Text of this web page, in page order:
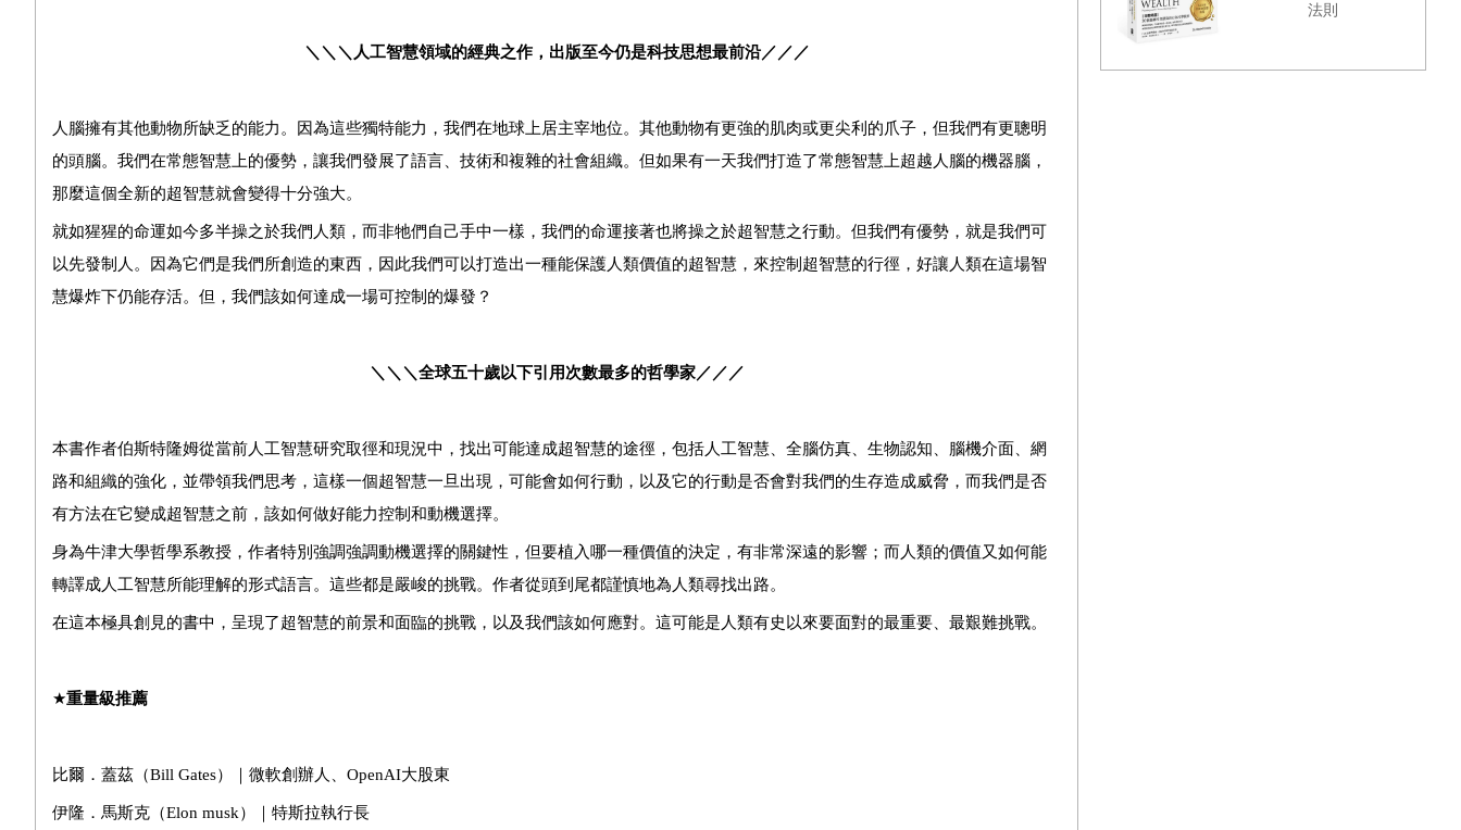
＼＼＼人工智慧領域的經典之作，出版至今仍是科技思想最前沿／／／
人腦擁有其他動物所缺乏的能力。因為這些獨特能力，我們在地球上居主宰地位。其他動物有更強的肌肉或更尖利的爪子，但我們有更聰明
的頭腦。我們在常態智慧上的優勢，讓我們發展了語言、技術和複雜的社會組織。但如果有一天我們打造了常態智慧上超越人腦的機器腦，
那麼這個全新的超智慧就會變得十分強大。
就如猩猩的命運如今多半操之於我們人類，而非牠們自己手中一樣，我們的命運接著也將操之於超智慧之行動。但我們有優勢，就是我們可
以先發制人。因為它們是我們所創造的東西，因此我們可以打造出一種能保護人類價值的超智慧，來控制超智慧的行徑，好讓人類在這場智
慧爆炸下仍能存活。但，我們該如何達成一場可控制的爆發？
＼＼＼全球五十歲以下引用次數最多的哲學家／／／
本書作者伯斯特隆姆從當前人工智慧研究取徑和現況中，找出可能達成超智慧的途徑，包括人工智慧、全腦仿真、生物認知、腦機介面、網
路和組織的強化，並帶領我們思考，這樣一個超智慧一旦出現，可能會如何行動，以及它的行動是否會對我們的生存造成威脅，而我們是否
有方法在它變成超智慧之前，該如何做好能力控制和動機選擇。
身為牛津大學哲學系教授，作者特別強調強調動機選擇的關鍵性，但要植入哪一種價值的決定，有非常深遠的影響；而人類的價值又如何能
轉譯成人工智慧所能理解的形式語言。這些都是嚴峻的挑戰。作者從頭到尾都謹慎地為人類尋找出路。
在這本極具創見的書中，呈現了超智慧的前景和面臨的挑戰，以及我們該如何應對。這可能是人類有史以來要面對的最重要、最艱難挑戰。
★重量級推薦
比爾．蓋茲（Bill Gates）｜微軟創辦人、 OpenAI大股東
伊隆．馬斯克（Elon musk）｜特斯拉執行長
法則